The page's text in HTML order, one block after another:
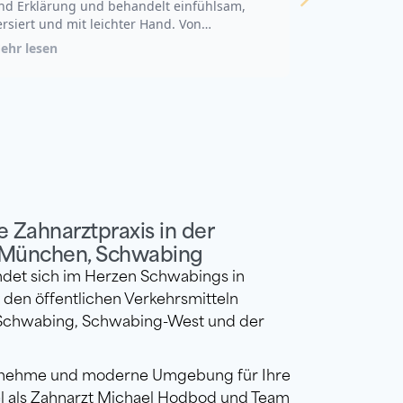
Erklärung und behandelt einfühlsam,
und mit leichter Hand. Von
bis hin zu meinen 2 Implantat-
lesen
Zahnarztpraxis in der
Schwabing
sich im Herzen Schwabings in
öffentlichen Verkehrsmitteln
Schwabing-West und der
und moderne Umgebung für Ihre
Zahnarzt Michael Hodbod und Team